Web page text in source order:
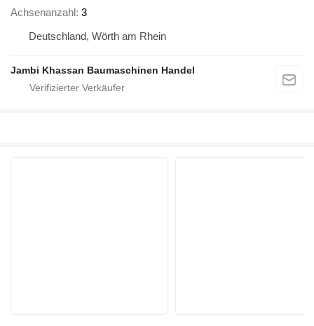
Achsenanzahl 3
Deutschland, Wörth am Rhein
Jambi Khassan Baumaschinen Handel